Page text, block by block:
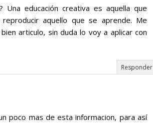
Una educación creativa es aquella que
aquello que se aprende. Me
articulo, sin duda lo voy a aplicar con
Responder
poco mas de esta informacion, para así